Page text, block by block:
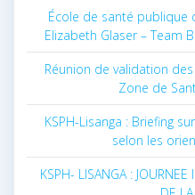
École de santé publique
Elizabeth Glaser – Team
Réunion de validation
Zone de
KSPH-Lisanga : Briefing
selon les
KSPH- LISANGA : JOURNEE